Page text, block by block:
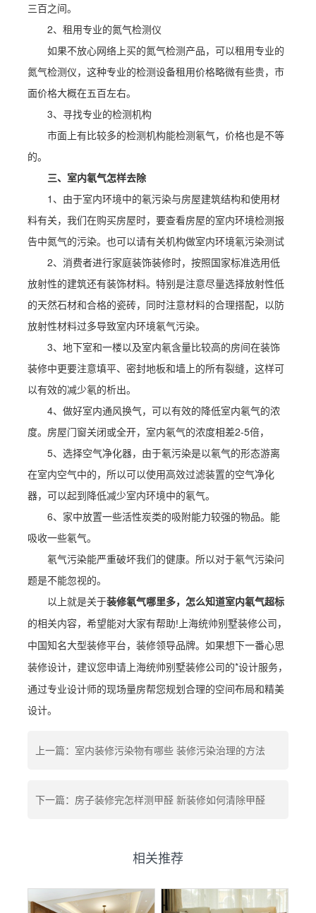
三百之间。
2、租用专业的氮气检测仪
如果不放心网络上买的氮气检测产品，可以租用专业的
氮气检测仪，这种专业的检测设备租用价格略微有些贵，市
面价格大概在五百左右。
3、寻找专业的检测机构
市面上有比较多的检测机构能检测氡气，价格也是不等
的。
三、室内氡气怎样去除
1、由于室内环境中的氡污染与房屋建筑结构和使用材
料有关，我们在购买房屋时，要查看房屋的室内环境检测报
告中氮气的污染。也可以请有关机构做室内环境氡污染测试
2、消费者进行家庭装饰装修时，按照国家标准选用低
放射性的建筑还有装饰材料。特别是注意尽量选择放射性低
的天然石材和合格的瓷砖，同时注意材料的合理搭配，以防
放射性材料过多导致室内环境氡气污染。
3、地下室和一楼以及室内氡含量比较高的房间在装饰
装修中更要注意填平、密封地板和墙上的所有裂缝，这样可
以有效的减少氡的析出。
4、做好室内通风换气，可以有效的降低室内氡气的浓
度。房屋门窗关闭或全开，室内氡气的浓度相差2-5倍，
5、选择空气净化器，由于氡污染是以氡气的形态游离
在室内空气中的，所以可以使用高效过滤装置的空气净化
器，可以起到降低减少室内环境中的氡气。
6、家中放置一些活性炭类的吸附能力较强的物品。能
吸收一些氡气。
氡气污染能严重破坏我们的健康。所以对于氡气污染问
题是不能忽视的。
以上就是关于装修氡气哪里多，怎么知道室内氡气超标
的相关内容，希望能对大家有帮助!上海统帅别墅装修公司，
中国知名大型装修平台，装修领导品牌。如果想下一番心思
装修设计，建议您申请上海统帅别墅装修公司的*设计服务，
通过专业设计师的现场量房帮您规划合理的空间布局和精美
设计。
上一篇：室内装修污染物有哪些 装修污染治理的方法
下一篇：房子装修完怎样测甲醛 新装修如何清除甲醛
相关推荐